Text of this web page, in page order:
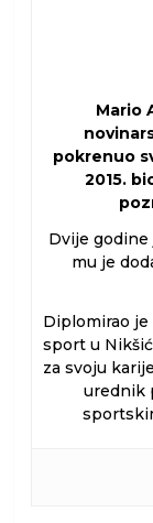
Mario
pokrenuo
2015.
Dvije godine
mu je
Diplomirao
sport u
za svoju
urednik